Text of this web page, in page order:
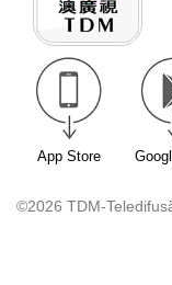
App Store
©2026 TDM-